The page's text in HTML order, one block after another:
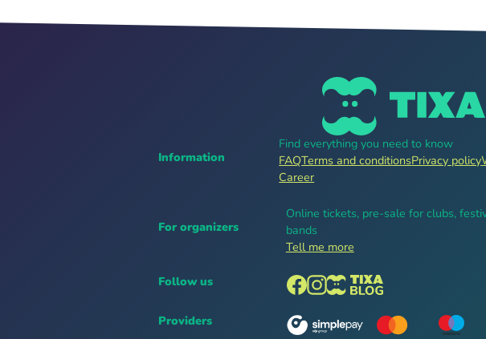
Information
Find everything you need to know
FAQTerms and conditionsPrivacy policy
Career
For organizers
Online tickets, pre-sale for clubs,
bands
Tell me more
Follow us
Providers